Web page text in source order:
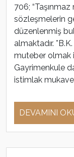
706;
sözleşmelerin
düzenlenmiş
almaktadır.
muteber olmak
Gayrimenkule
istimlak
DEVAMINI